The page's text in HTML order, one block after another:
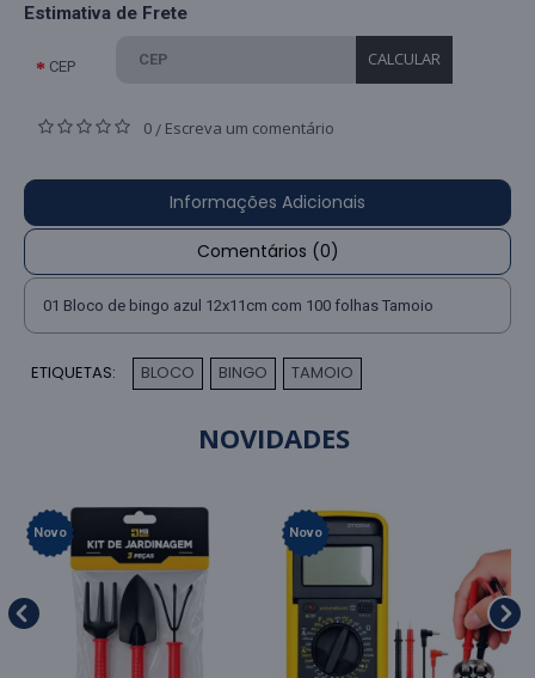
Estimativa de Frete
CEP CALCULAR
0 / Escreva um comentário
Informações Adicionais
Comentários (0)
01 Bloco de bingo azul 12x11cm com 100 folhas Tamoio
ETIQUETAS: BLOCO BINGO TAMOIO
NOVIDADES
Novo Novo